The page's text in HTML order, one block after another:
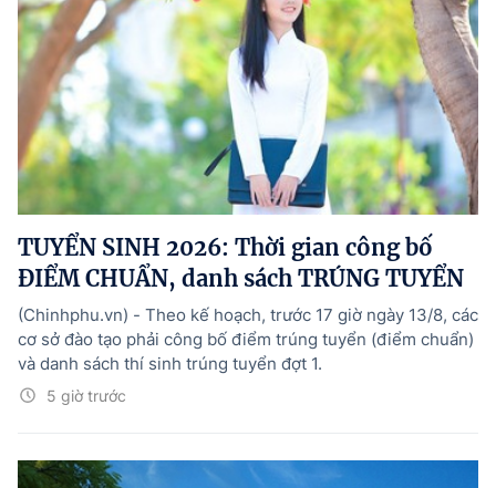
TUYỂN SINH 2026: Thời gian công bố
ĐIỂM CHUẨN, danh sách TRÚNG TUYỂN
5 giờ trước
(Chinhphu.vn) - Theo kế hoạch, trước 17 giờ ngày 13/8, các
cơ sở đào tạo phải công bố điểm trúng tuyển (điểm chuẩn)
và danh sách thí sinh trúng tuyển đợt 1.